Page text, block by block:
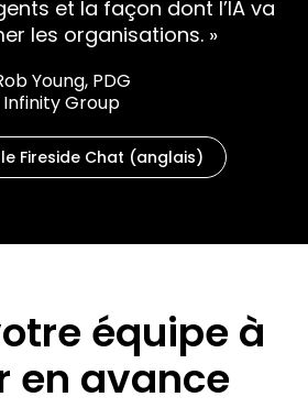
et la façon dont l’IA va
les organisations. »
Young, PDG
Infinity Group
Fireside Chat (anglais)
équipe à
en avance